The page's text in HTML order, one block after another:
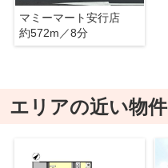
マミーマート安行店
約572m／8分
エリアの近い物件